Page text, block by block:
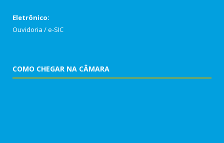
Eletrônico:
Ouvidoria /e-SIC
COMO CHEGAR NA CÂMARA